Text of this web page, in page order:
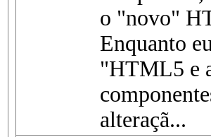
o "novo"
Enquanto
"HTML5 e
alteraçã...